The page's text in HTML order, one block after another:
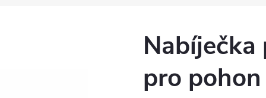
Nabíječka
pro